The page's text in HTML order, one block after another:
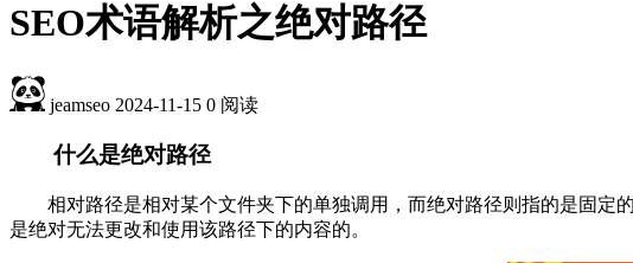
SEO术语解析之绝对路径
jeamseo 2024-11-15 0 阅读
什么是绝对路径
相对路径是相对某个文件夹下的单独调用，而绝对路径则指的是固定
是绝对无法更改和使用该路径下的内容的。